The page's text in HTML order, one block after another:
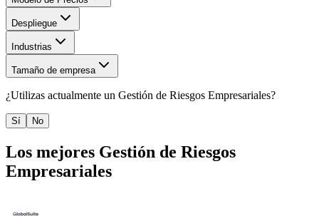
Despliegue
Industrias
Tamaño de empresa
¿Utilizas actualmente un Gestión de Riesgos Empresariales?
Sí No
Los mejores Gestión de Riesgos
Empresariales